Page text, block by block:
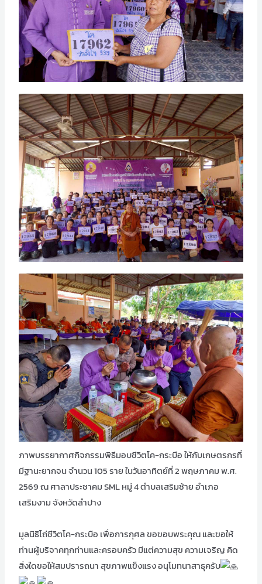
ภาพบรรยากาศกิจกรรมพิธีมอบชีวิตโค-กระบือ ให้กับเกษตรกรที่
มีฐานะยากจน จำนวน 105 ราย ในวันอาทิตย์ที่ 2 พฤษภาคม พ.ศ.
2569 ณ ศาลาประชาคม SML หมู่ 4 ตำบลเสริมซ้าย อำเภอ
เสริมงาม จังหวัดลำปาง
มูลนิธิไถ่ชีวิตโค-กระบือ เพื่อการกุศล ขอขอบพระคุณ และขอให้
ท่านผู้บริจาคทุกท่านและครอบครัว มีแต่ความสุข ความเจริญ คิด
สิ่งใดขอให้สมปรารถนา สุขภาพแข็งแรง อนุโมทนาสาธุครับ